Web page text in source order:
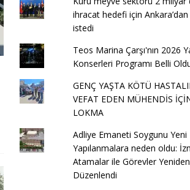
ihracat hedefi için
istedi
Teos Marina Çarşı'nın 2026
Konserleri Programı Belli
GENÇ YAŞTA KÖTÜ
VEFAT EDEN MÜHENDİS
LOKMA
Adliye Emaneti Soygunu Yeni
Yapılanmalara neden oldu:
Atamalar ile Görevler Yeniden
Düzenlendi